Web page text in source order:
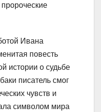
Ивана
повесть
истории о судьбе
писатель смог
чувств и
символом мира